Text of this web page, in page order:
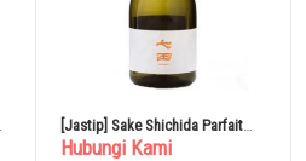
[Jastip] Sake Shichida Parfait
Junmai Daiginjo 720ml
Hubungi Kami